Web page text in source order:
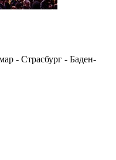
- Страсбург - Баден-